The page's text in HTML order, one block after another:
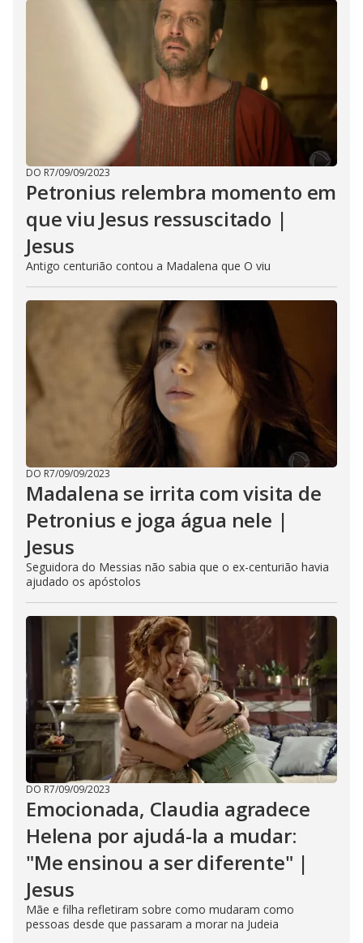
DO R7/09/09/2023
Petronius relembra momento em
que viu Jesus ressuscitado |
Jesus
Antigo centurião contou a Madalena que O viu
DO R7/09/09/2023
Madalena se irrita com visita de
Petronius e joga água nele |
Jesus
Seguidora do Messias não sabia que o ex-centurião havia
ajudado os apóstolos
DO R7/09/09/2023
Emocionada, Claudia agradece
Helena por ajudá-la a mudar:
"Me ensinou a ser diferente" |
Jesus
Mãe e filha refletiram sobre como mudaram como
pessoas desde que passaram a morar na Judeia